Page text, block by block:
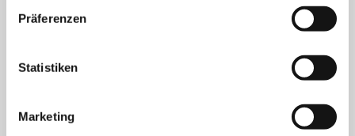
Präferenzen
Statistiken
Marketing